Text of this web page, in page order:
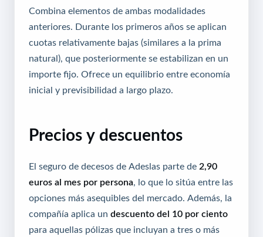
Combina elementos de ambas modalidades
anteriores. Durante los primeros años se aplican
cuotas relativamente bajas (similares a la prima
natural), que posteriormente se estabilizan en un
importe fijo. Ofrece un equilibrio entre economía
inicial y previsibilidad a largo plazo.
Precios y descuentos
El seguro de decesos de Adeslas parte de 2,90
euros al mes por persona, lo que lo sitúa entre las
opciones más asequibles del mercado. Además, la
compañía aplica un descuento del 10 por ciento
para aquellas pólizas que incluyan a tres o más